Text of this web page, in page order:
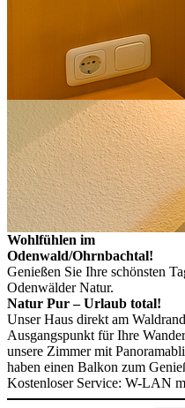
Wohlfühlen im
Odenwald/Ohrnbachtal!
Genießen Sie Ihre schönsten
Odenwälder Natur.
Natur Pur – Urlaub total!
Unser Haus direkt am
Ausgangspunkt für Ihre
unsere Zimmer mit
haben einen Balkon zum
Kostenloser Service: W-LAN